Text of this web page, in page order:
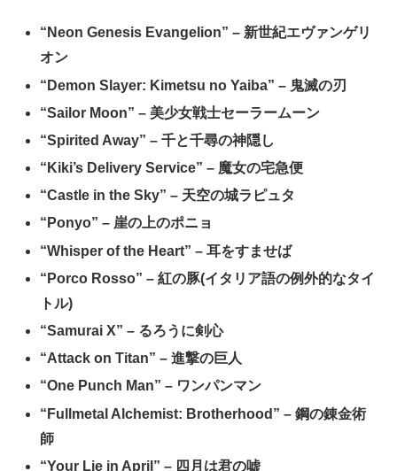
“Neon Genesis Evangelion” – 新世紀エヴァンゲリ
オン
“Demon Slayer: Kimetsu no Yaiba” – 鬼滅の刃
“Sailor Moon” – 美少女戦士セーラームーン
“Spirited Away” – 千と千尋の神隠し
“Kiki’s Delivery Service” – 魔女の宅急便
“Castle in the Sky” – 天空の城ラピュタ
“Ponyo” – 崖の上のポニョ
“Whisper of the Heart” – 耳をすませば
“Porco Rosso” – 紅の豚(イタリア語の例外的なタイ
トル)
“Samurai X” – るろうに剣心
“Attack on Titan” – 進撃の巨人
“One Punch Man” – ワンパンマン
“Fullmetal Alchemist: Brotherhood” – 鋼の錬金術
師
“Your Lie in April” – 四月は君の嘘